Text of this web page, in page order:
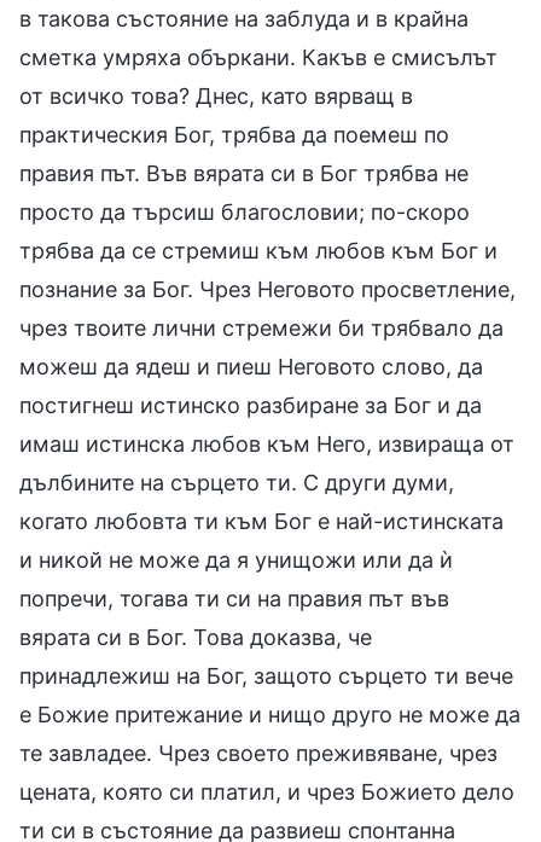
в такова състояние на заблуда и в крайна
сметка умряха объркани. Какъв е смисълът
от всичко това? Днес, като вярващ в
практическия Бог, трябва да поемеш по
правия път. Във вярата си в Бог трябва не
просто да търсиш благословии; по-скоро
трябва да се стремиш към любов към Бог и
познание за Бог. Чрез Неговото просветление,
чрез твоите лични стремежи би трябвало да
можеш да ядеш и пиеш Неговото слово, да
постигнеш истинско разбиране за Бог и да
имаш истинска любов към Него, извираща от
дълбините на сърцето ти. С други думи,
когато любовта ти към Бог е най-истинската
и никой не може да я унищожи или да ѝ
попречи, тогава ти си на правия път във
вярата си в Бог. Това доказва, че
принадлежиш на Бог, защото сърцето ти вече
е Божие притежание и нищо друго не може да
те завладее. Чрез своето преживяване, чрез
цената, която си платил, и чрез Божието дело
ти си в състояние да развиеш спонтанна